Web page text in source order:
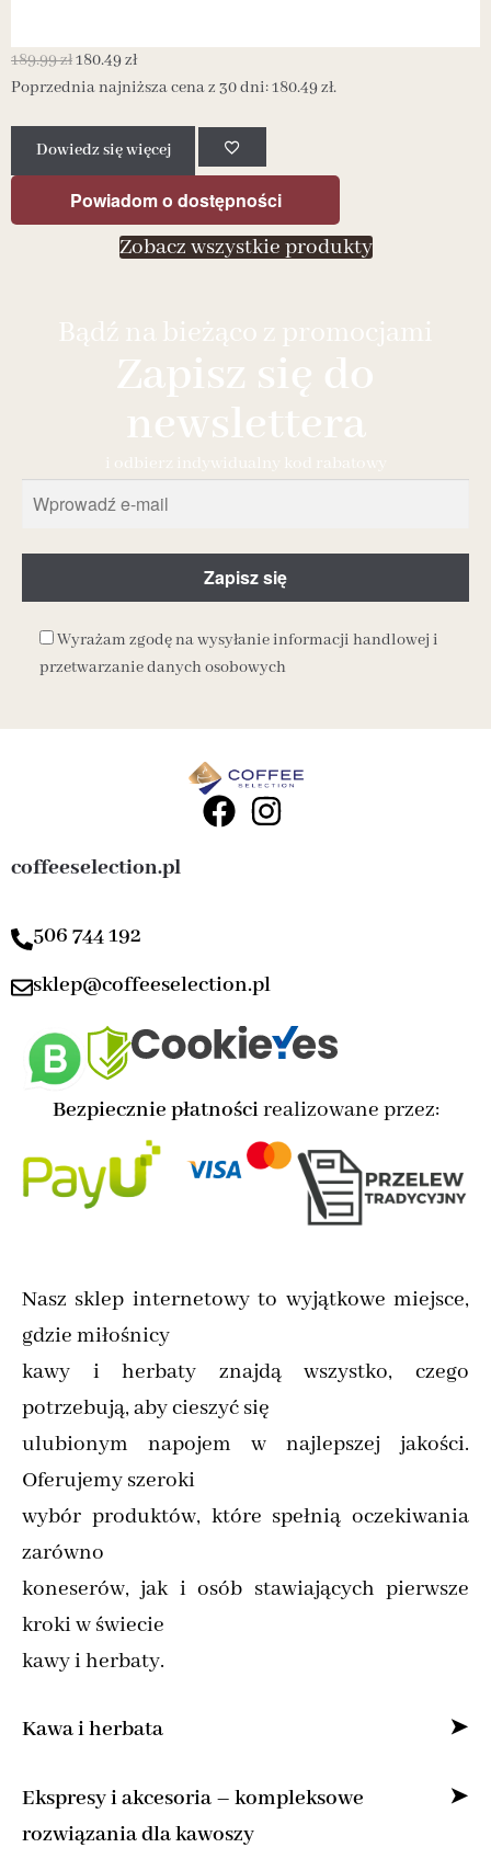
189.99zł180.49zł
Poprzednia najniższa cena z 30 dni:180.49zł.
Dowiedz się więcej
Powiadom o dostępności
Zobacz wszystkie produkty
Bądź na bieżąco z promocjami
Zapisz się do
newslettera
i odbierz indywidualny kod rabatowy
Wyrażam zgodę na wysyłanie informacji handlowej i
przetwarzanie danych osobowych
coffeeselection.pl
506 744 192
sklep@coffeeselection.pl
Bezpiecznie płatnościrealizowane przez:
Nasz sklep internetowy to wyjątkowe miejsce,
gdzie miłośnicy
kawy i herbaty znajdą wszystko, czego
potrzebują, aby cieszyć się
ulubionym napojem w najlepszej jakości.
Oferujemy szeroki
wybór produktów, które spełnią oczekiwania
zarówno
koneserów, jak i osób stawiających pierwsze
kroki w świecie
kawy i herbaty.
Kawa i herbata
Specjalizujemy się w sprzedaży kawy ziarnistej
i mielonej online,
Ekspresy i akcesoria – kompleksowe
rozwiązania dla kawoszy